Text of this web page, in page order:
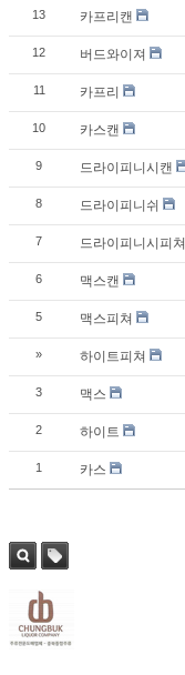
13 카프리캔
12 버드와이져
11 카프리
10 카스캔
9 드라이피니시캔
8 드라이피니쉬
7 드라이피니시피쳐
6 맥스캔
5 맥스피쳐
» 하이트피쳐
3 맥스
2 하이트
1 카스